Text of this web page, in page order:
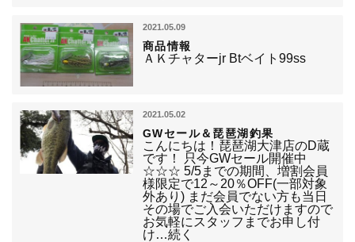
2021.05.09
商品情報
ＡＫチャターjr Btベイト99ss
2021.05.02
GWセール＆琵琶湖釣果
こんにちは！琵琶湖大津店のD蔵
です！ 只今GWセール開催中
☆☆☆ 5/5までの期間、増割会員
様限定で12～20％OFF(一部対象
外あり) まだ会員でない方も当日
その場でご入会いただけますので
お気軽にスタッフまでお申し付
け…続く